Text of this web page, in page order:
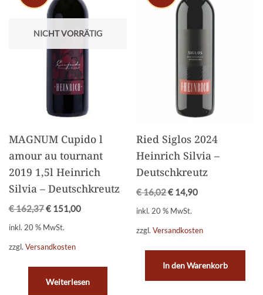
NICHT VORRÄTIG
MAGNUM Cupido l
amour au tournant
2019 1,5l Heinrich
Silvia – Deutschkreutz
€162,37€ 151,00
inkl. 20 % MwSt.
zzgl. Versandkosten
Weiterlesen
Ried Siglos 2024
Heinrich Silvia –
Deutschkreutz
€16,02€ 14,90
inkl. 20 % MwSt.
zzgl.Versandkosten
In den Warenkorb